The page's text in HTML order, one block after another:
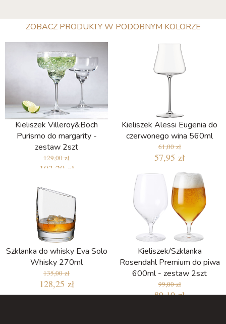
ZOBACZ PRODUKTY W PODOBNYM KOLORZE
Kieliszek Villeroy&Boch
Purismo do margarity -
zestaw 2szt
129,00 zł
103,20 zł
Kieliszek Alessi Eugenia do
czerwonego wina 560ml
61,00 zł
57,95 zł
Szklanka do whisky Eva Solo
Whisky 270ml
135,00 zł
128,25 zł
Kieliszek/Szklanka
Rosendahl Premium do piwa
600ml - zestaw 2szt
99,00 zł
89,10 zł